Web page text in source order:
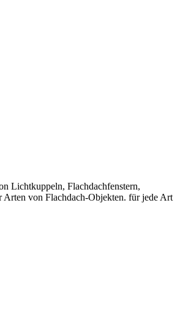
Lichtkuppeln, Flachdachfenstern,
Arten von Flachdach-Objekten. für jede Art